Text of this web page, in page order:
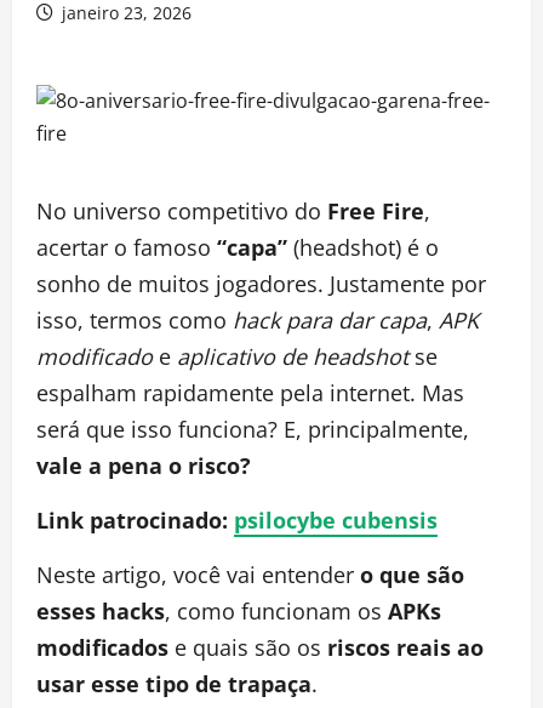
janeiro 23, 2026
No universo competitivo do Free Fire,
acertar o famoso “capa” (headshot) é o
sonho de muitos jogadores. Justamente por
isso, termos como hack para dar capa, APK
modificadoe aplicativo de headshotse
espalham rapidamente pela internet. Mas
será que isso funciona? E, principalmente,
vale a pena o risco?
Link patrocinado: psilocybe cubensis
Neste artigo, você vai entender o que são
esses hacks, como funcionam os APKs
modificados e quais são os riscos reais ao
usar esse tipo de trapaça.